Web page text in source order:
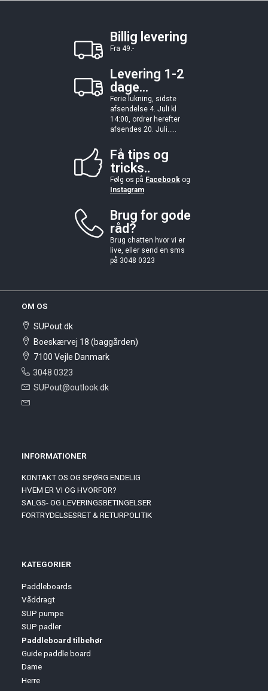
Billig levering
Fra 49.-
Levering 1-2
dage...
Ferie lukning, sidste
afsendelse 4. Juli kl
14:00, ordrer herefter
afsendes 20. Juli.....
Få tips og
tricks..
Følg os på Facebook og
Instagram
Brug for gode
råd?
Brug chatten hvor vi er
live, eller send en sms
på 3048 0323
OM OS
SUPout.dk
Boeskærvej 18 (baggården)
7100 Vejle Danmark
3048 0323
SUPout@outlook.dk
INFORMATIONER
KONTAKT OS OG SPØRG ENDELIG
HVEM ER VI OG HVORFOR?
SALGS- OG LEVERINGSBETINGELSER
FORTRYDELSESRET & RETURPOLITIK
KATEGORIER
Paddleboards
Våddragt
SUP pumpe
SUP padler
Paddleboard tilbehør
Guide paddle board
Dame
Herre